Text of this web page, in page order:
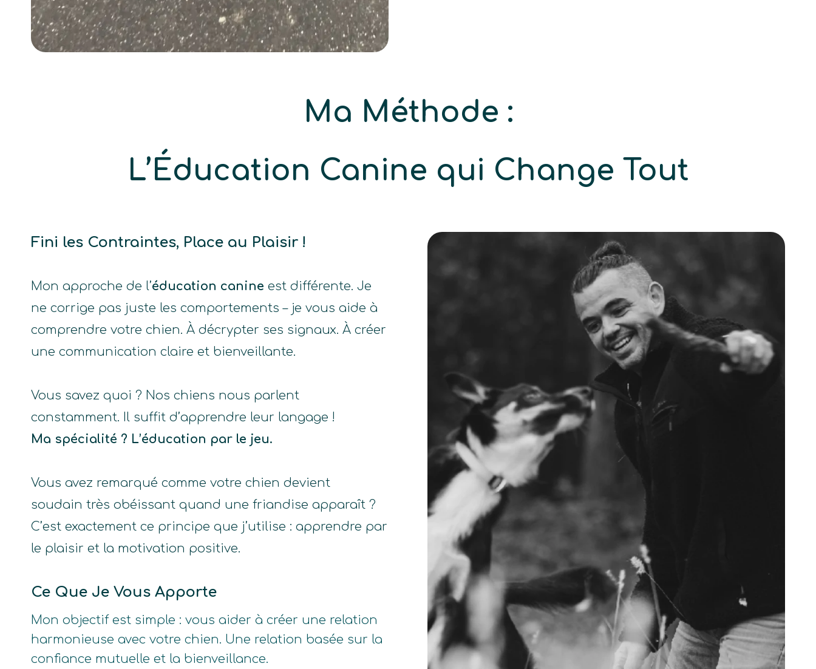
Ma Méthode :
L’Éducation Canine qui Change Tout
Fini les Contraintes, Place au Plaisir !
Mon approche de l’éducation canine est différente. Je
ne corrige pas juste les comportements – je vous aide à
comprendre votre chien. À décrypter ses signaux. À créer
une communication claire et bienveillante.
Vous savez quoi ? Nos chiens nous parlent
constamment. Il suffit d’apprendre leur langage !
Ma spécialité ? L’éducation par le jeu.
Vous avez remarqué comme votre chien devient
soudain très obéissant quand une friandise apparaît ?
C’est exactement ce principe que j’utilise : apprendre par
le plaisir et la motivation positive.
Ce Que Je Vous Apporte
Mon objectif est simple : vous aider à créer une relation
harmonieuse avec votre chien. Une relation basée sur la
confiance mutuelle et la bienveillance.